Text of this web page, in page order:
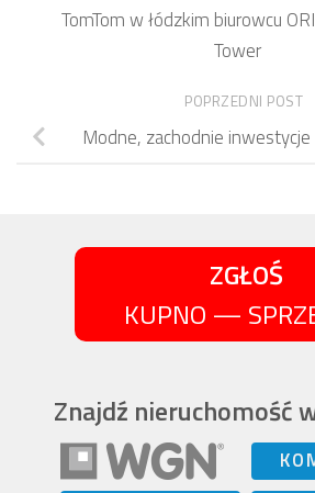
TomTom w łódzkim biurowcu
Tower
POPRZEDNI POST
Modne, zachodnie
ZGŁOŚ
KUPNO —
Znajdź nieruchomość